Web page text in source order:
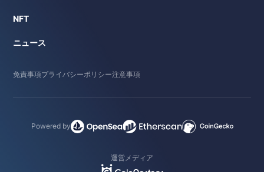
NFT
ニュース
免責事項プライバシーポリシー注意事項
Powered by
運営メディア